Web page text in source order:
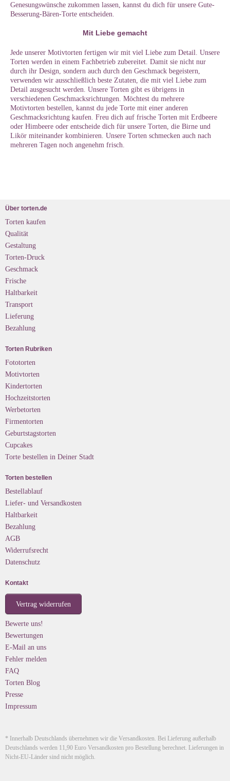
Genesungswünsche zukommen lassen, kannst du dich für unsere Gute-
Besserung-Bären-Torte entscheiden.
Mit Liebe gemacht
Jede unserer Motivtorten fertigen wir mit viel Liebe zum Detail. Unsere
Torten werden in einem Fachbetrieb zubereitet. Damit sie nicht nur
durch ihr Design, sondern auch durch den Geschmack begeistern,
verwenden wir ausschließlich beste Zutaten, die mit viel Liebe zum
Detail ausgesucht werden. Unsere Torten gibt es übrigens in
verschiedenen Geschmacksrichtungen. Möchtest du mehrere
Motivtorten bestellen, kannst du jede Torte mit einer anderen
Geschmacksrichtung kaufen. Freu dich auf frische Torten mit Erdbeere
oder Himbeere oder entscheide dich für unsere Torten, die Birne und
Likör miteinander kombinieren. Unsere Torten schmecken auch nach
mehreren Tagen noch angenehm frisch.
Über torten.de
Torten kaufen
Qualität
Gestaltung
Torten-Druck
Geschmack
Frische
Haltbarkeit
Transport
Lieferung
Bezahlung
Torten Rubriken
Fototorten
Motivtorten
Kindertorten
Hochzeitstorten
Werbetorten
Firmentorten
Geburtstagstorten
Cupcakes
Torte bestellen in Deiner Stadt
Torten bestellen
Bestellablauf
Liefer- und Versandkosten
Haltbarkeit
Bezahlung
AGB
Widerrufsrecht
Datenschutz
Kontakt
Vertrag widerrufen
Bewerte uns!
Bewertungen
E-Mail an uns
Fehler melden
FAQ
Torten Blog
Presse
Impressum
* Innerhalb Deutschlands übernehmen wir die Versandkosten. Bei Lieferung außerhalb
Deutschlands werden 11,90 Euro Versandkosten pro Bestellung berechnet. Lieferungen in
Nicht-EU-Länder sind nicht möglich.